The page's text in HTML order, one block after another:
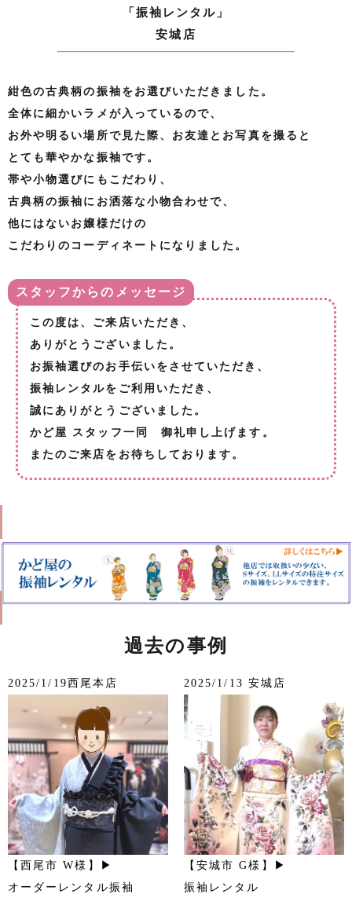
「振袖レンタル」
安城店
紺色の古典柄の振袖をお選びいただきました。
全体に細かいラメが入っているので、
お外や明るい場所で見た際、お友達とお写真を撮ると
とても華やかな振袖です。
帯や小物選びにもこだわり、
古典柄の振袖にお洒落な小物合わせで、
他にはないお嬢様だけの
こだわりのコーディネートになりました。
スタッフからのメッセージ
この度は、ご来店いただき、
ありがとうございました。
お振袖選びのお手伝いをさせていただき、
振袖レンタルをご利用いただき、
誠にありがとうございました。
かど屋 スタッフ一同 御礼申し上げます。
またのご来店をお待ちしております。
過去の事例
2025/1/19西尾本店
【西尾市 W様】▶
オーダーレンタル振袖
2025/1/13 安城店
【安城市 G様】▶
振袖レンタル